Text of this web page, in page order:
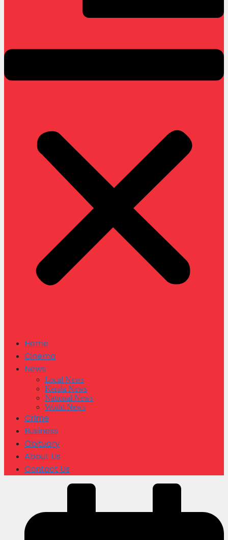
Home
Cinema
News
Local News
Kerala News
National News
World News
Crime
Business
Obituary
About Us
Contact Us